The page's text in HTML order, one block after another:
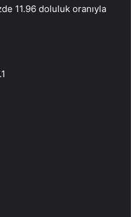
11.96 doluluk oranıyla